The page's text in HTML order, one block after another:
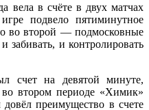
вела в счёте в двух матчах
подвело пятиминутное
во второй — подмосковные
забивать, и контролировать
счет на девятой минуте,
втором периоде «Химик»
преимущество в счете